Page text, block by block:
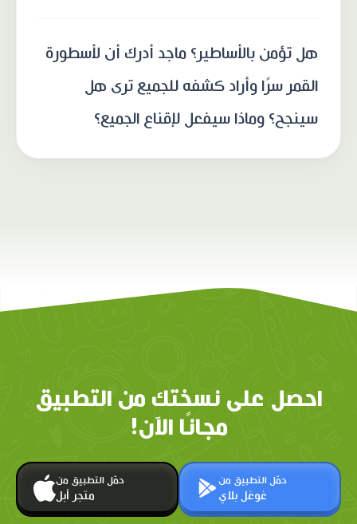
هل تؤمن بالأساطير؟ ماجد أدرك أن لأسطورة
القمر سرًا وأراد كشفه للجميع ترى هل
سينجح؟ وماذا سيفعل لإقناع الجميع؟
احصل على نسختك من التطبيق
مجانًا الآن!
حمّل التطبيق من
متجر أبل
حمّل التطبيق من
غوغل بلاي